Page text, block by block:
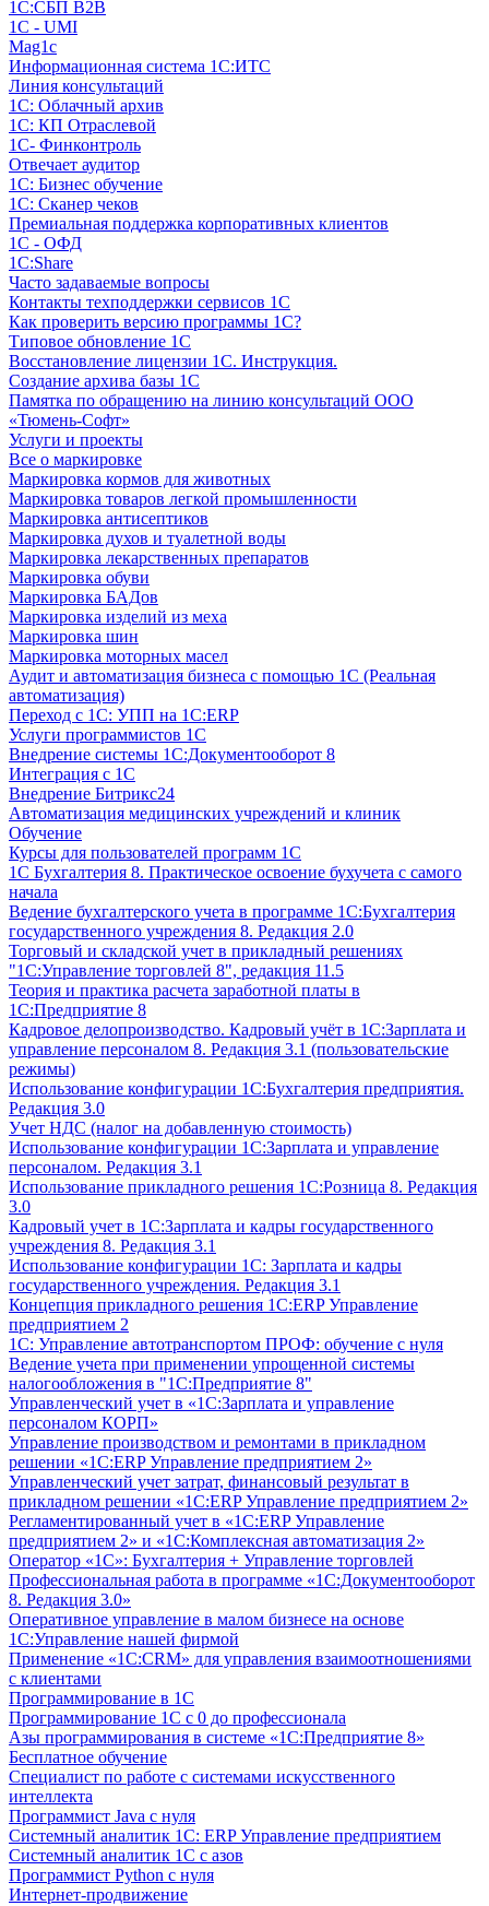
1С:СБП B2B
1C - UMI
Mag1c
Информационная система 1С:ИТС
Линия консультаций
1С: Облачный архив
1С: КП Отраслевой
1С- Финконтроль
Отвечает аудитор
1С: Бизнес обучение
1С: Сканер чеков
Премиальная поддержка корпоративных клиентов
1С - ОФД
1С:Share
Часто задаваемые вопросы
Контакты техподдержки сервисов 1С
Как проверить версию программы 1С?
Типовое обновление 1С
Восстановление лицензии 1С. Инструкция.
Создание архива базы 1С
Памятка по обращению на линию консультаций ООО
«Тюмень-Софт»
Услуги и проекты
Все о маркировке
Маркировка кормов для животных
Маркировка товаров легкой промышленности
Маркировка антисептиков
Маркировка духов и туалетной воды
Маркировка лекарственных препаратов
Маркировка обуви
Маркировка БАДов
Маркировка изделий из меха
Маркировка шин
Маркировка моторных масел
Аудит и автоматизация бизнеса с помощью 1С (Реальная
автоматизация)
Переход с 1С: УПП на 1С:ERP
Услуги программистов 1С
Внедрение системы 1С:Документооборот 8
Интеграция с 1С
Внедрение Битрикс24
Автоматизация медицинских учреждений и клиник
Обучение
Курсы для пользователей программ 1С
1С Бухгалтерия 8. Практическое освоение бухучета с самого
начала
Ведение бухгалтерского учета в программе 1С:Бухгалтерия
государственного учреждения 8. Редакция 2.0
Торговый и складской учет в прикладный решениях
"1С:Управление торговлей 8", редакция 11.5
Теория и практика расчета заработной платы в
1С:Предприятие 8
Кадровое делопроизводство. Кадровый учёт в 1С:Зарплата и
управление персоналом 8. Редакция 3.1 (пользовательские
режимы)
Использование конфигурации 1С:Бухгалтерия предприятия.
Редакция 3.0
Учет НДС (налог на добавленную стоимость)
Использование конфигурации 1С:Зарплата и управление
персоналом. Редакция 3.1
Использование прикладного решения 1С:Розница 8. Редакция
3.0
Кадровый учет в 1С:Зарплата и кадры государственного
учреждения 8. Редакция 3.1
Использование конфигурации ‎1С: Зарплата и кадры
государственного учреждения. Редакция 3.1
Концепция прикладного решения 1С:ERP Управление
предприятием 2
1С: Управление автотранспортом ПРОФ: обучение с нуля
Ведение учета при применении упрощенной системы
налогообложения в "1С:Предприятие 8"
Управленческий учет в «1C:Зарплата и управление
персоналом КОРП»
Управление производством и ремонтами в прикладном
решении «1С:ERP Управление предприятием 2»
Управленческий учет затрат, финансовый результат в
прикладном решении «1С:ERP Управление предприятием 2»
Регламентированный учет в «1С:ERP Управление
предприятием 2» и «1С:Комплексная автоматизация 2»
Оператор «1С»: Бухгалтерия + Управление торговлей
Профессиональная работа в программе «1С:Документооборот
8. Редакция 3.0»
Оперативное управление в малом бизнесе на основе
1С:Управление нашей фирмой
Применение «1С:CRM» для управления взаимоотношениями
с клиентами
Программирование в 1С
Программирование 1С с 0 до профессионала
Азы программирования в системе «1С:Предприятие 8»
Бесплатное обучение
Специалист по работе с системами искусственного
интеллекта
Программист Java с нуля
Системный аналитик 1С: ERP Управление предприятием
Системный аналитик 1С с азов
Программист Python с нуля
Интернет-продвижение